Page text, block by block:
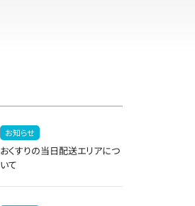
お知らせ
おくすりの当日配送エリアにつ
いて